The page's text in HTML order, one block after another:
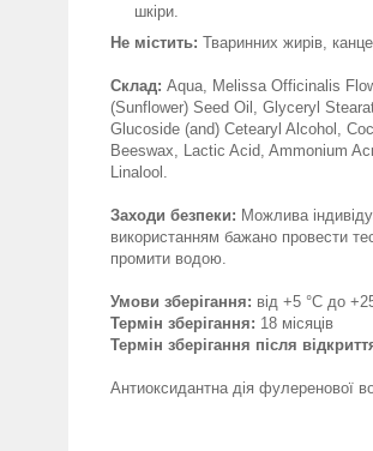
шкіри.
Не містить: Тваринних жирів,
Склад: Aqua, Melissa Officinalis
(Sunflower) Seed Oil, Glyceryl
Glucoside (and) Cetearyl Alcohol,
Beeswax, Lactic Acid, Ammonium
Linalool.
Заходи безпеки: Можлива
використанням бажано провести
промити водою.
Умови зберігання: від +5 °C до
Термін зберігання: 18 місяців
Термін зберігання після
Антиоксидантна дія фулеренової